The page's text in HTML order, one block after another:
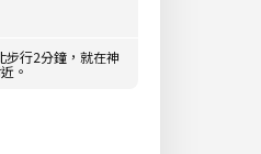
行2分鐘，就在神
。